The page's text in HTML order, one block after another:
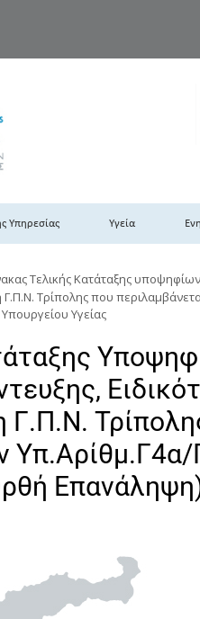
6η Υγειονομική Περιφέρεια
Υπηρεσίας Υγεία
Τελικής Κατάταξης
Γ.Π.Ν. Τρίπολης που
Υγείας
Γ.Π.Ν.